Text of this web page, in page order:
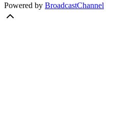
Powered by BroadcastChannel